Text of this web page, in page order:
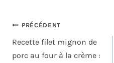
NAVIGATION
DE
L’ARTICLE
PRÉCÉDENT
Recette filet mignon de
porc au four à la crème :